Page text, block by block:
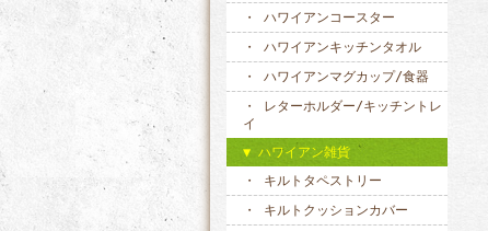
ハワイアンコースター
ハワイアンキッチンタオル
ハワイアンマグカップ/食器
レターホルダー/キッチントレ
イ
ハワイアン雑貨
キルトタペストリー
キルトクッションカバー